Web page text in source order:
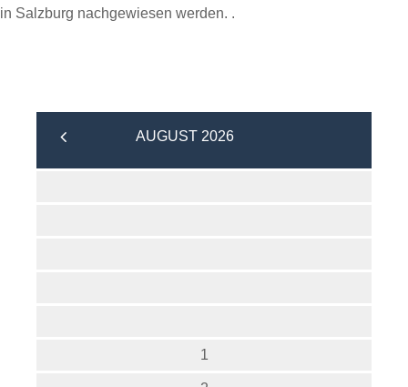
in Salzburg nachgewiesen werden. .
AUGUST 2026
1